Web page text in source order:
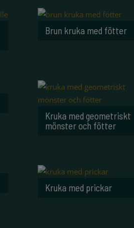
Brun kruka med fötter
Kruka med geometriskt
mönster och fötter
Kruka med prickar